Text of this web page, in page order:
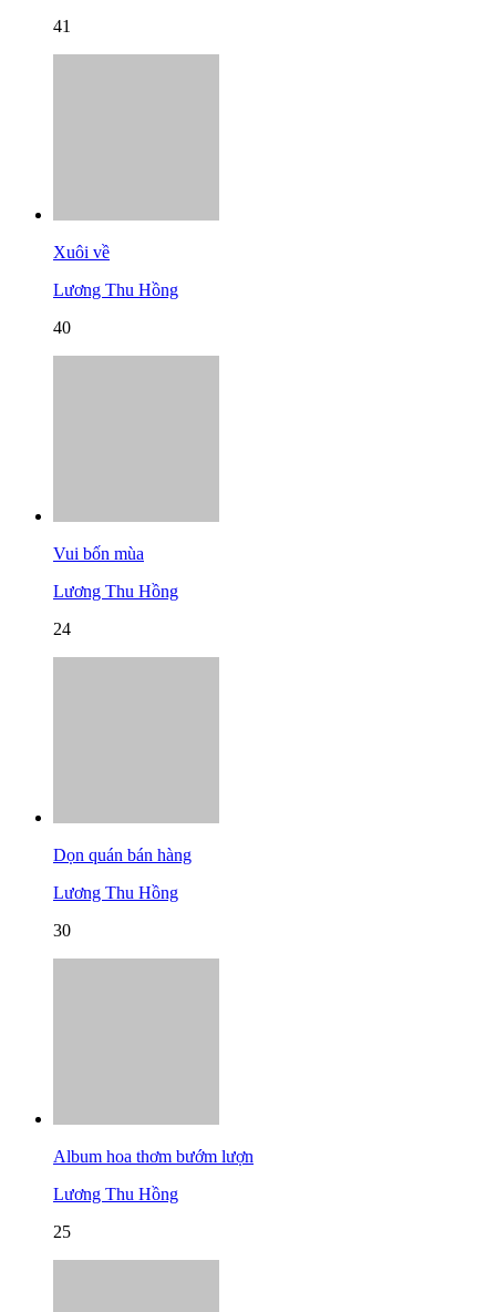
41
Xuôi về
Lương Thu Hồng
40
Vui bốn mùa
Lương Thu Hồng
24
Dọn quán bán hàng
Lương Thu Hồng
30
Album hoa thơm bướm lượn
Lương Thu Hồng
25